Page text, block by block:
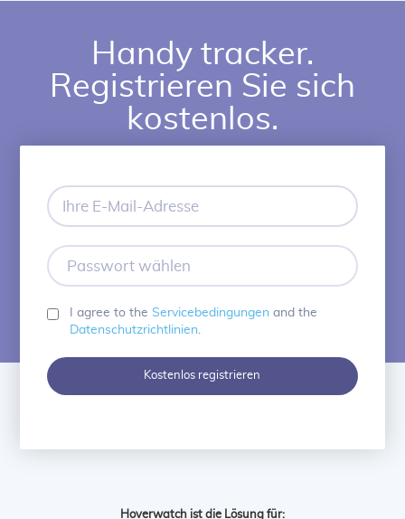
Handy tracker.
Registrieren Sie sich
kostenlos.
Adresse
I agree to the Servicebedingungenand the
Datenschutzrichtlinien.
Kostenlos registrieren
Hoverwatch ist die Lösung für: